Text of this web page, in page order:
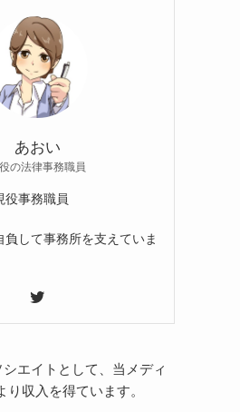
あおい
の法律事務職員
役事務職員
負して事務所を支えていま
エイトとして、当メディ
り収入を得ています。